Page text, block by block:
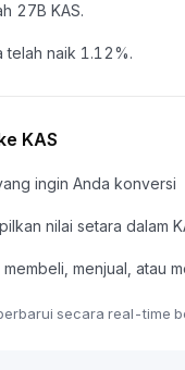
27B KAS.
telah naik 1.12%.
KAS
ingin Anda konversi
nilai setara dalam
menjual, atau
secara real-time